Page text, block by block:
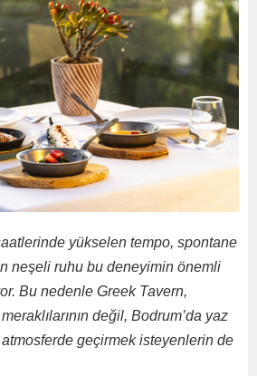
yükselen tempo, spontane
neşeli ruhu bu deneyimin önemli
Bu nedenle Greek Tavern,
değil, Bodrum’da yaz
atmosferde geçirmek isteyenlerin de